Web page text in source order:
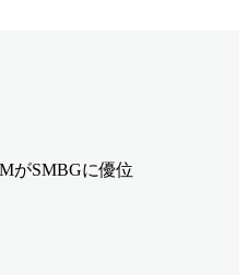
がSMBGに優位